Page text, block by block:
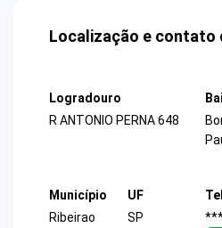
Localização e contato
Logradouro
R ANTONIO PERNA 648
Município
Ribeirao
UF
SP